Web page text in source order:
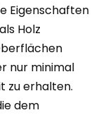
Eigenschaften
Holz
nur minimal
zu erhalten.
dem